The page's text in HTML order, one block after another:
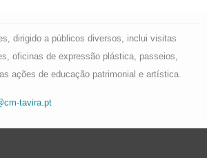
dirigido a públicos diversos, inclui visitas
oficinas de expressão plástica, passeios,
ações de educação patrimonial e artística.
tavira.pt